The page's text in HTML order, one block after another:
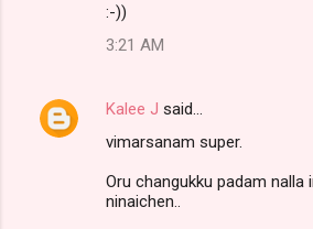
:-))
3:21 AM
Kalee J said…
vimarsanam super.
Oru changukku padam nalla
ninaichen..